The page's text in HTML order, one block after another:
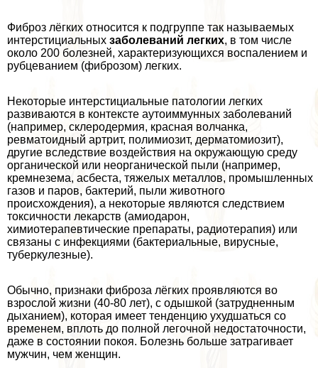
Фиброз лёгких относится к подгруппе так называемых
интерстициальных заболеваний легких, в том числе
около 200 болезней, хаpaктеризующихся воспалением и
рубцеванием (фиброзом) легких.
Некоторые интерстициальные патологии легких
развиваются в контексте аутоиммунных заболеваний
(например, склеродермия, красная волчанка,
ревматоидный артрит, полимиозит, дерматомиозит),
другие вследствие воздействия на окружающую среду
органической или неорганической пыли (например,
кремнезема, асбеста, тяжелых металлов, промышленных
газов и паров, бактерий, пыли животного
происхождения), а некоторые являются следствием
токсичности лекарств (амиодарон,
химиотерапевтические препараты, радиотерапия) или
связаны с инфекциями (бактериальные, вирусные,
туберкулезные).
Обычно, признаки фиброза лёгких проявляются во
взрослой жизни (40-80 лет), с одышкой (затрудненным
дыханием), которая имеет тенденцию ухудшаться со
временем, вплоть до полной легочной недостаточности,
даже в состоянии покоя. Болезнь больше затрагивает
мужчин, чем женщин.